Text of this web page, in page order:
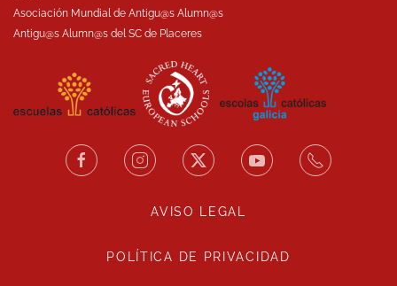
Asociación Mundial de Antigu@s Alumn@s
Antigu@s Alumn@s del SC de Placeres
AVISO LEGAL
POLÍTICA DE PRIVACIDAD